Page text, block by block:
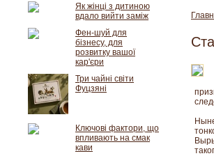
Як жінці з дитиною
вдало вийти заміж
Фен-шуй для
бізнесу, для
розвитку вашої
кар'єри
Три чайні світи
Фуцзяні
Ключові фактори, що
впливають на смак
кави